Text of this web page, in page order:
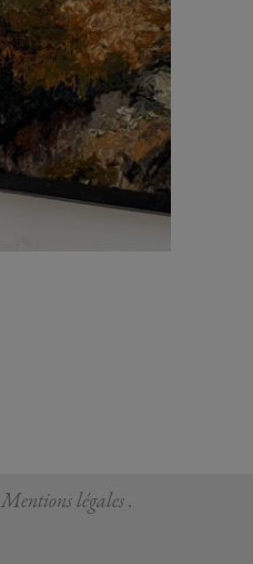
Mentions légales .